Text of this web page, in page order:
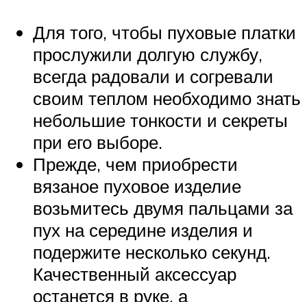
Для того, чтобы пуховые платки
прослужили долгую службу,
всегда радовали и согревали
своим теплом необходимо знать
небольшие тонкости и секреты
при его выборе.
Прежде, чем приобрести
вязаное пуховое изделие
возьмитесь двумя пальцами за
пух на середине изделия и
подержите несколько секунд.
Качественный аксессуар
останется в руке, а